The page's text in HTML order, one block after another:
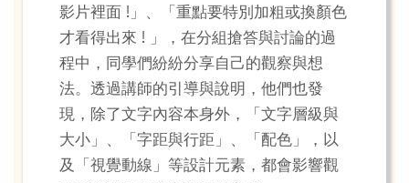
影片裡面 !」、「重點要特別加粗或換顏色
才看得出來 ! 」，在分組搶答與討論的過
程中，同學們紛紛分享自己的觀察與想
法。透過講師的引導與說明，他們也發
現，除了文字內容本身外，「文字層級與
大小」、「字距與行距」、「配色」，以
及「視覺動線」等設計元素，都會影響觀